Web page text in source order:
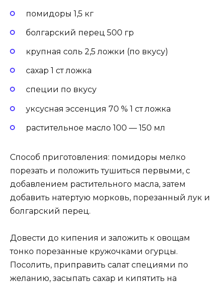
помидоры 1,5 кг
болгарский перец 500 гр
крупная соль 2,5 ложки (по вкусу)
сахар 1 ст ложка
специи по вкусу
уксусная эссенция 70 % 1 ст ложка
растительное масло 100 — 150 мл
Способ приготовления: помидоры мелко
порезать и положить тушиться первыми, с
добавлением растительного масла, затем
добавить натертую морковь, порезанный лук и
болгарский перец.
Довести до кипения и заложить к овощам
тонко порезанные кружочками огурцы.
Посолить, приправить салат специями по
желанию, засыпать сахар и кипятить на